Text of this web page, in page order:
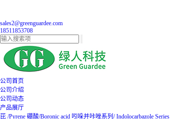
sales2@greenguardee.com
18511853708
公司首页
公司介绍
公司动态
产品展厅
芘 /Pyrene 硼酸/Boronic acid 吲哚并咔唑系列/ Indolocarbazole Series